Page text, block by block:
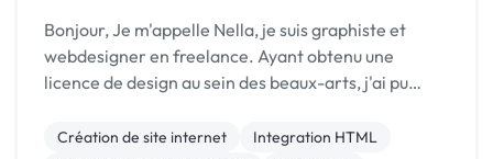
Bonjour, Je m'appelle Nella, je suis graphiste et
webdesigner en freelance. Ayant obtenu une
licence de design au sein des beaux-arts, j'ai pu
créatives. J'ai ensuite été diplômé en webdesign.
Création de site internet
Integration HTML